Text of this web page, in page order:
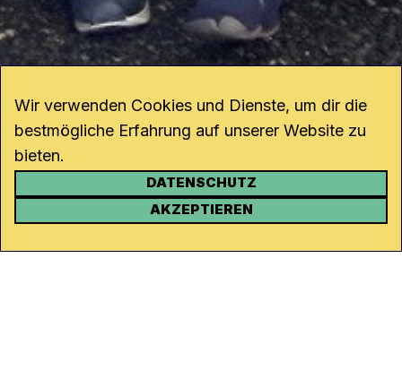
KONTAKT
Rohrerstrasse 20
Wir verwenden Cookies und Dienste, um dir die
bestmögliche Erfahrung auf unserer Website zu
bieten.
DATENSCHUTZ
AKZEPTIEREN